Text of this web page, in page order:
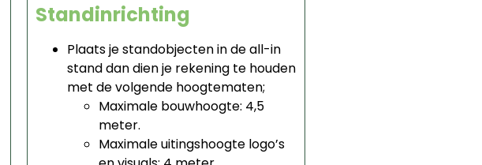
Standinrichting
Plaats je standobjecten in de all-in
stand dan dien je rekening te houden
met de volgende hoogtematen;
Maximale bouwhoogte: 4,5
meter.
Maximale uitingshoogte logo’s